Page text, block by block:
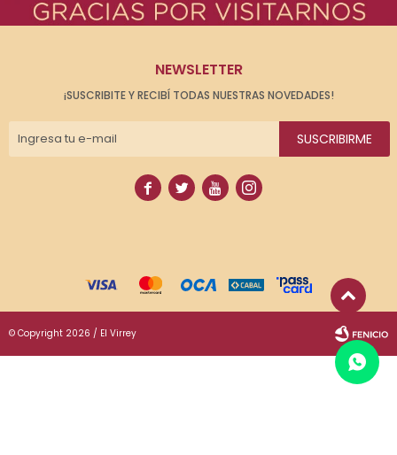
NEWSLETTER
¡SUSCRIBITE Y RECIBÍ TODAS NUESTRAS NOVEDADES!
SUSCRIBIRME
   
© Copyright 2026 / El Virrey